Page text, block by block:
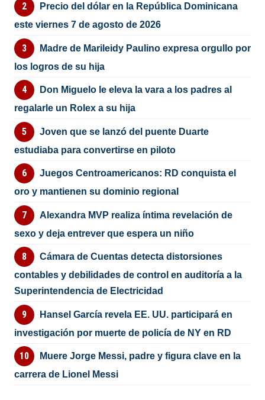
Precio del dólar en la República Dominicana
este viernes 7 de agosto de 2026
Madre de Marileidy Paulino expresa orgullo por
los logros de su hija
Don Miguelo le eleva la vara a los padres al
regalarle un Rolex a su hija
Joven que se lanzó del puente Duarte
estudiaba para convertirse en piloto
Juegos Centroamericanos: RD conquista el
oro y mantienen su dominio regional
Alexandra MVP realiza íntima revelación de
sexo y deja entrever que espera un niño
Cámara de Cuentas detecta distorsiones
contables y debilidades de control en auditoría a la
Superintendencia de Electricidad
Hansel García revela EE. UU. participará en
investigación por muerte de policía de NY en RD
Muere Jorge Messi, padre y figura clave en la
carrera de Lionel Messi